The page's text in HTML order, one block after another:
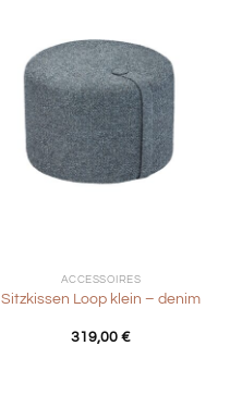
ACCESSOIRES
Sitzkissen Loop klein – denim
319,00 €